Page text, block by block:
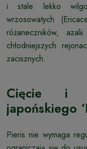
i stale lekko
wrzosowatych
różaneczników,
chłodniejszych
zacisznych.
Cięcie i
japońskiego
Pieris nie wymaga